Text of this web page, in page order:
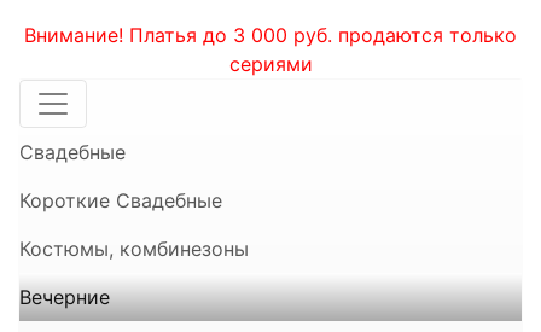
Внимание! Платья до 3 000 руб. продаются только
сериями
Свадебные
Короткие Свадебные
Костюмы, комбинезоны
Вечерние